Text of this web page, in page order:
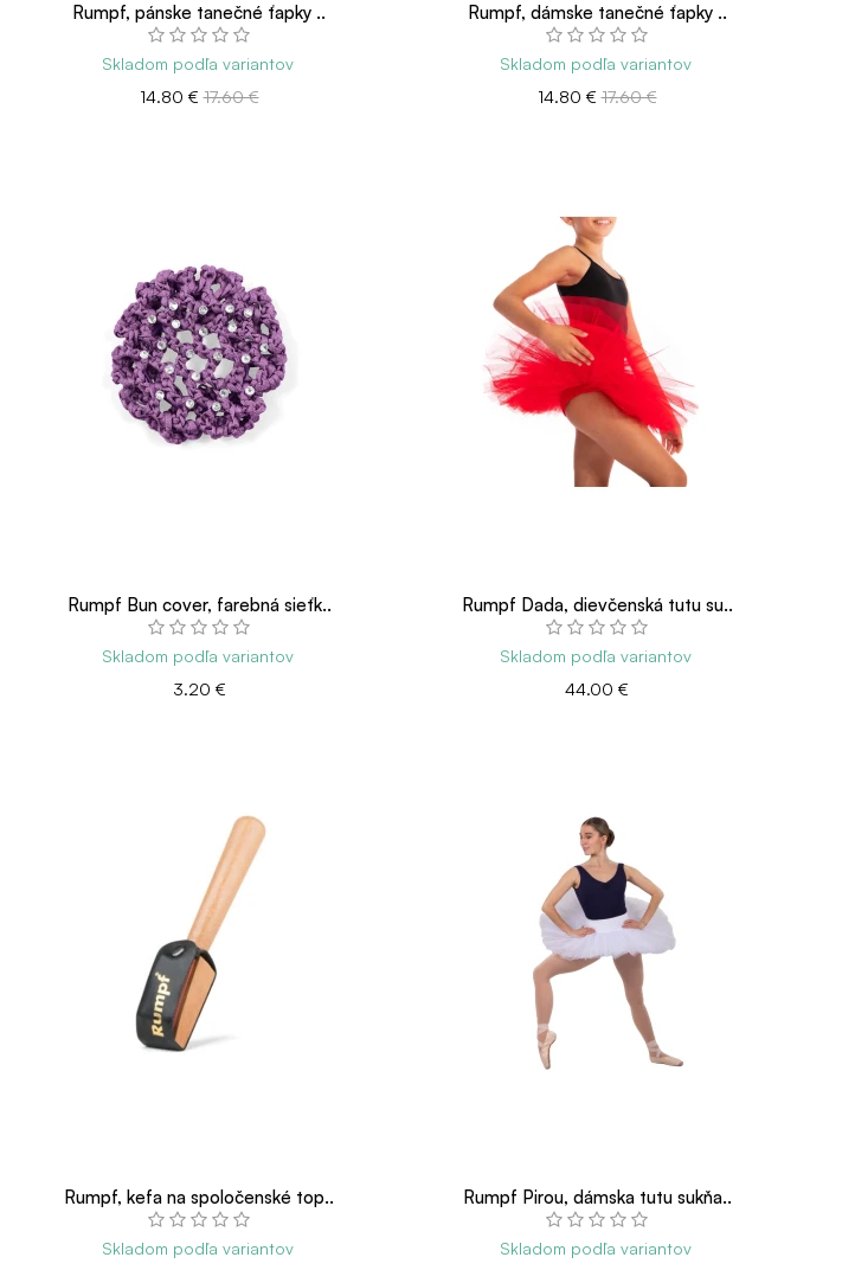
Rumpf, pánske tanečné ťapky ..
Skladom podľa variantov
14.80 € 17.60 €
Rumpf, dámske tanečné ťapky ..
Skladom podľa variantov
14.80 € 17.60 €
Rumpf Bun cover, farebná sieťk..
Skladom podľa variantov
3.20 €
Rumpf Dada, dievčenská tutu su..
Skladom podľa variantov
44.00 €
Rumpf, kefa na spoločenské top..
Skladom podľa variantov
Rumpf Pirou, dámska tutu sukňa..
Skladom podľa variantov